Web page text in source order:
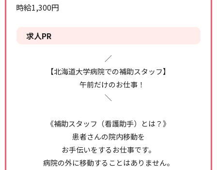
時給1,300円
求人PR
／
【北海道大学病院での補助スタッフ】
午前だけのお仕事！
＼
《補助スタッフ（看護助手）とは？》
患者さんの院内移動を
お手伝いをするお仕事です。
病院の外に移動することはありません。